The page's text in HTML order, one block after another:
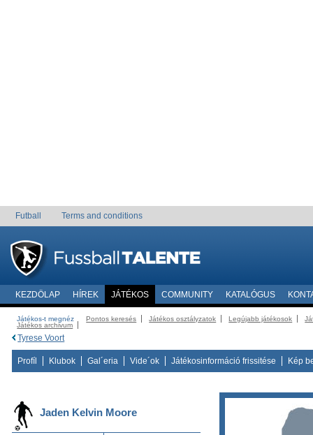
Futball Terms and conditions
KEZDÖLAP HÍREK JÁTÉKOS COMMUNITY KATALÓGUS
Játékos-t megnéz Pontos keresés Játékos osztályzatok Legújabb játékosok
Játékos archivum
Tyrese Voort
Profíl Klubok Gal´eria Vide´ok Játékosinformáció frissitése Kép
Jaden Kelvin Moore